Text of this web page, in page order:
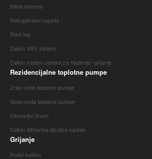
Klima komore
Rekuperatori toplote
Roof top
Daikin VRV sistemi
Daikin vodeni sistemi za hlađenje i grijanje
Rezidencijalne toplotne pumpe
Zrak-voda toplotne pumpe
Voda-voda toplotne pumpe
Obnovljivi izvori
Daikin Altherma dizalice toplote
Grijanje
Podni kotlovi